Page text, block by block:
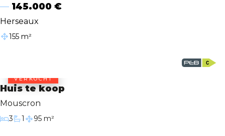
145.000 €
Herseaux
155 m²
Bewoonbare oppervlakte
VERKOCHT
Huis te koop
Mouscron
3
Slaapkamers
1
Badkamer
95 m²
Bewoonbare oppervlakte